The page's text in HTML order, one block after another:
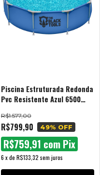
Piscina Estruturada Redonda
Pvc Resistente Azul 6500
Tools
R$799,90
R$1.577,00
49% OFF
6 xde R$133,32 sem juros
R$759,91 com Pix